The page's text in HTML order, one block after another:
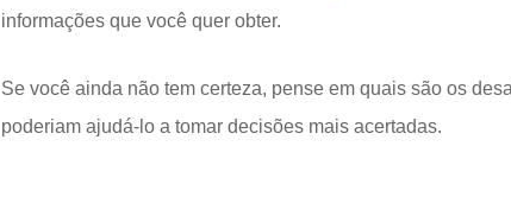
informações que você quer obter.
Se você ainda não tem certeza, pense em quais são os
poderiam ajudá-lo a tomar decisões mais acertadas.